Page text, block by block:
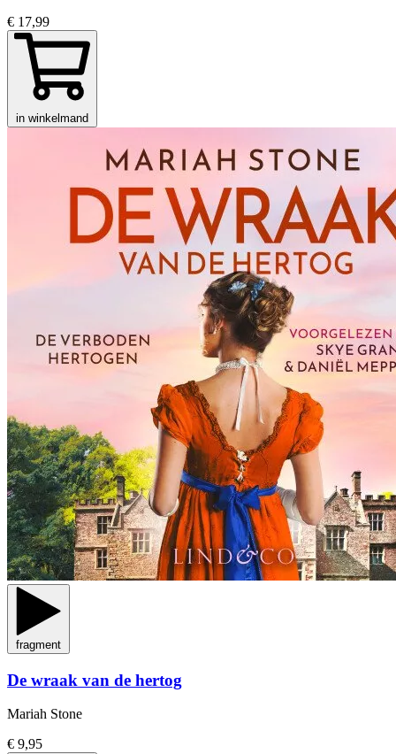
€ 17,99
in winkelmand
fragment
De wraak van de hertog
Mariah Stone
€ 9,95